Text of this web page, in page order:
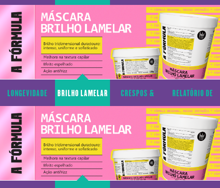
CAPILAR CACHOS TRANSPARÊNCIA
LONGEVIDADE
CAPILAR
BRILHO LAMELAR CRESPOS &
CACHOS
RELATÓRIO DE
TRANSPARÊNCIA
LONGEVIDADE BRILHO LAMELAR CRESPOS & RELATÓRIO DE